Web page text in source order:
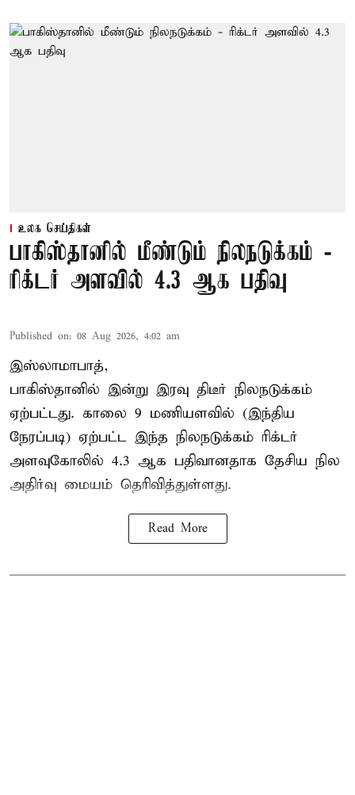
உலக செய்திகள்
பாகிஸ்தானில் மீண்டும் நிலநடுக்கம் -
ரிக்டர் அளவில் 4.3 ஆக பதிவு
Published on: 08 Aug 2026, 4:02 am
இஸ்லாமாபாத்,
பாகிஸ்தானில் இன்று இரவு திடீர் நிலநடுக்கம்
ஏற்பட்டது. காலை 9 மணியளவில் (இந்திய
நேரப்படி) ஏற்பட்ட இந்த நிலநடுக்கம் ரிக்டர்
அளவுகோலில் 4.3 ஆக பதிவானதாக தேசிய நில
அதிர்வு மையம் தெரிவித்துள்ளது.
Read More